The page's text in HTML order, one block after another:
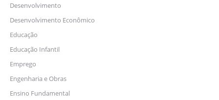
Desenvolvimento
Desenvolvimento Econômico
Educação
Educação Infantil
Emprego
Engenharia e Obras
Ensino Fundamental